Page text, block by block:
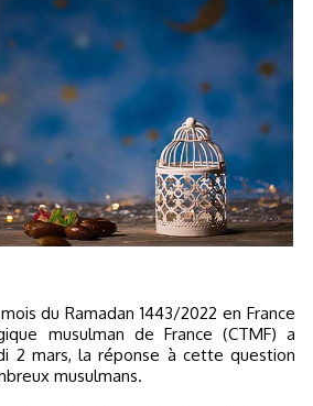
du Ramadan 1443/2022 en France
musulman de France (CTMF) a
2 mars, la réponse à cette question
musulmans.